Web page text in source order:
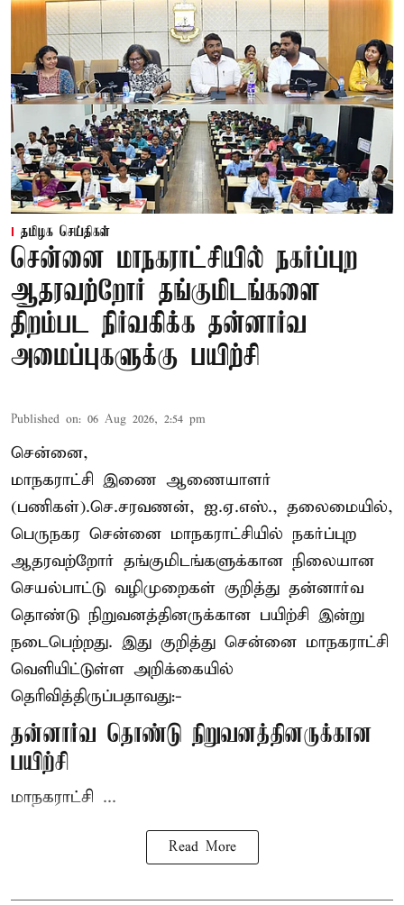
தமிழக செய்திகள்
சென்னை மாநகராட்சியில் நகர்ப்புற
ஆதரவற்றோர் தங்குமிடங்களை
திறம்பட நிர்வகிக்க தன்னார்வ
அமைப்புகளுக்கு பயிற்சி
Published on: 06 Aug 2026, 2:54 pm
சென்னை,
மாநகராட்சி இணை ஆணையாளர்
(பணிகள்).செ.சரவணன், ஐ.ஏ.எஸ்., தலைமையில்,
பெருநகர சென்னை மாநகராட்சியில் நகர்ப்புற
ஆதரவற்றோர் தங்குமிடங்களுக்கான நிலையான
செயல்பாட்டு வழிமுறைகள் குறித்து தன்னார்வ
தொண்டு நிறுவனத்தினருக்கான பயிற்சி இன்று
நடைபெற்றது. இது குறித்து சென்னை மாநகராட்சி
வெளியிட்டுள்ள அறிக்கையில்
தெரிவித்திருப்பதாவது:-
தன்னார்வ தொண்டு நிறுவனத்தினருக்கான
பயிற்சி
மாநகராட்சி ...
Read More